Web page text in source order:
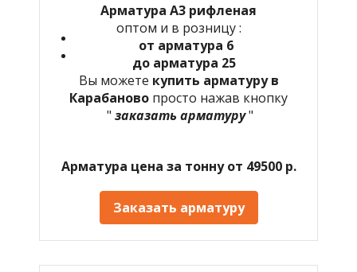
Арматура А3 рифленая
оптом и в розницу :
от арматура 6
до арматура 25
Вы можете купить арматуру в
Карабаново просто нажав кнопку
" заказать арматуру"
Арматура цена за тонну от 49500 р.
Заказать арматуру